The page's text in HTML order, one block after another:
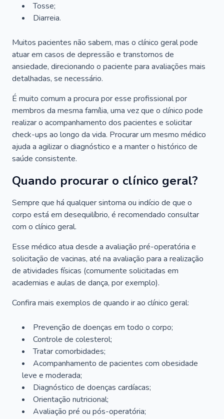
Tosse;
Diarreia.
Muitos pacientes não sabem, mas o clínico geral pode
atuar em casos de depressão e transtornos de
ansiedade, direcionando o paciente para avaliações mais
detalhadas, se necessário.
É muito comum a procura por esse profissional por
membros da mesma família, uma vez que o clínico pode
realizar o acompanhamento dos pacientes e solicitar
check-ups ao longo da vida. Procurar um mesmo médico
ajuda a agilizar o diagnóstico e a manter o histórico de
saúde consistente.
Quando procurar o clínico geral?
Sempre que há qualquer sintoma ou indício de que o
corpo está em desequilíbrio, é recomendado consultar
com o clínico geral.
Esse médico atua desde a avaliação pré-operatória e
solicitação de vacinas, até na avaliação para a realização
de atividades físicas (comumente solicitadas em
academias e aulas de dança, por exemplo).
Confira mais exemplos de quando ir ao clínico geral:
Prevenção de doenças em todo o corpo;
Controle de colesterol;
Tratar comorbidades;
Acompanhamento de pacientes com obesidade
leve e moderada;
Diagnóstico de doenças cardíacas;
Orientação nutricional;
Avaliação pré ou pós-operatória;